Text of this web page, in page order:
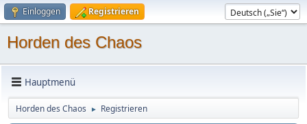
Einloggen Registrieren
Horden des Chaos
Hauptmenü
Horden des Chaos ► Registrieren